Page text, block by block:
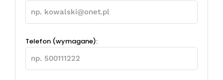
Telefon (wymagane):